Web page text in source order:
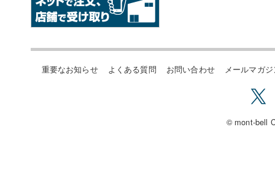
重要なお知らせ よくある質問 お問い合わせ メールマガ
© mont-bell